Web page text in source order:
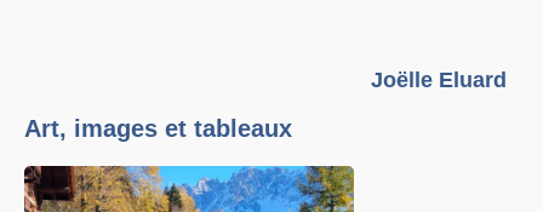
Joëlle Eluard
Art, images et tableaux